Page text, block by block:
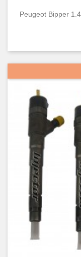
Peugeot Bipper